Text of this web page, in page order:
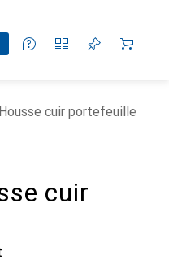
cuir portefeuille
cuir